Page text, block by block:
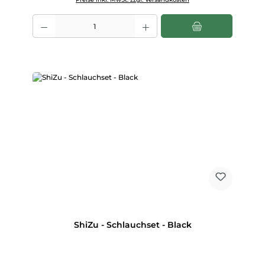
Produkt Anzahl: Gib den gewünschten Wert ein oder benutze die
ShiZu - Schlauchset - Black